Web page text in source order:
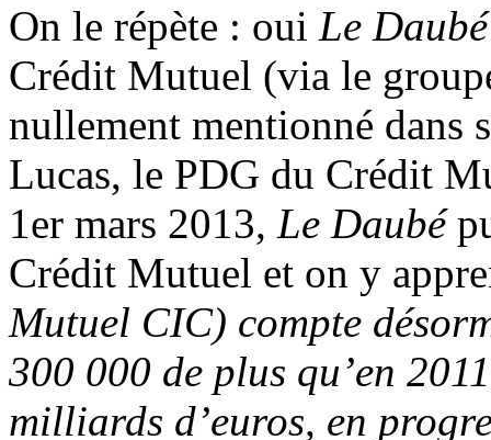
On le répète : oui Le Daubé
Crédit Mutuel (via le
nullement mentionné dans
Lucas, le PDG du Crédit
1er mars 2013, Le Daubé
Crédit Mutuel et on y
Mutuel CIC) compte
300 000 de plus qu’en
milliards d’euros, en